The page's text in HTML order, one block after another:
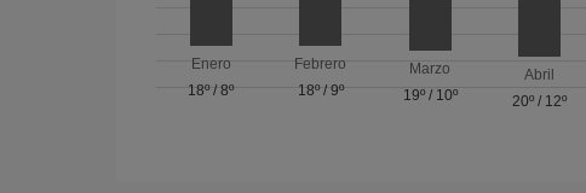
Enero
18º/8º
Febrero
18º/ 9º
Marzo
19º/ 10º
Abril
20º / 12º